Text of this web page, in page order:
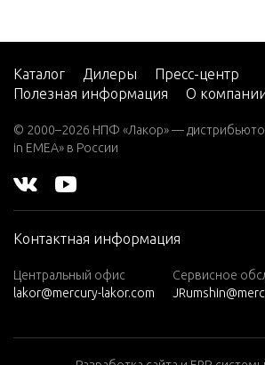
Каталог Дилеры
Пресс-центр
Полезная информация
О
© 2000–2026 НПФ «Лакор» —
in EMEA» в России
Контактная информация
Центральный офис
lakor@mercury-lakor.com
Сервисное